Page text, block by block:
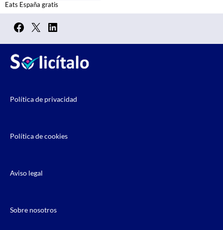
Eats España gratis
Facebook
X LinkedIn
Política de privacidad
Política de cookies
Aviso legal
Sobre nosotros